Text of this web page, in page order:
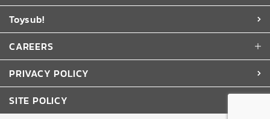
Toysub!
CAREERS
PRIVACY POLICY
SITE POLICY